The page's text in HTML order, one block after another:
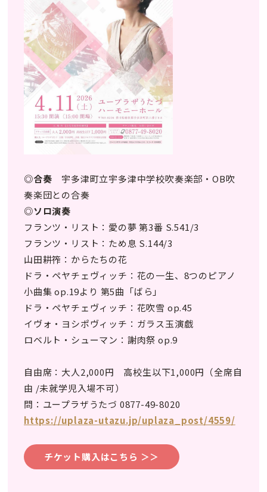
◎合奏 宇多津町立宇多津中学校吹奏楽部・OB吹
奏楽団との合奏
◎ソロ演奏
フランツ・リスト：愛の夢 第3番 S.541/3
フランツ・リスト：ため息 S.144/3
山田耕筰：からたちの花
ドラ・ペヤチェヴィッチ：花の一生、8つのピアノ
小曲集 op.19より 第5曲「ばら」
ドラ・ペヤチェヴィッチ：花吹雪 op.45
イヴォ・ヨシポヴィッチ：ガラス玉演戯
ロベルト・シューマン：謝肉祭 op.9
自由席：大人2,000円 高校生以下1,000円（全席自
由 /未就学児入場不可）
問：ユープラザうたづ 0877-49-8020
https://uplaza-utazu.jp/uplaza_post/4559/
チケット購入はこちら ＞＞